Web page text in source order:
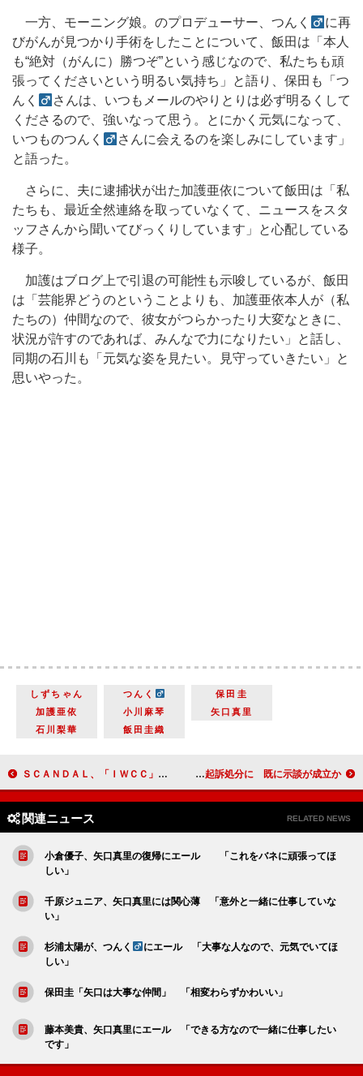
一方、モーニング娘。のプロデューサー、つんく
に再
びがんが見つかり手術をしたことについて、飯田は「本人
も“絶対（がんに）勝つぞ”という感じなので、私たちも頑
張ってくださいという明るい気持ち」と語り、保田も「つ
んく
さんは、いつもメールのやりとりは必ず明るくして
くださるので、強いなって思う。とにかく元気になって、
いつものつんく
さんに会えるのを楽しみにしています」
と語った。
さらに、夫に逮捕状が出た加護亜依について飯田は「私
たちも、最近全然連絡を取っていなくて、ニュースをスタ
ッフさんから聞いてびっくりしています」と心配している
様子。
加護はブログ上で引退の可能性も示唆しているが、飯田
は「芸能界どうのということよりも、加護亜依本人が（私
たちの）仲間なので、彼女がつらかったり大変なときに、
状況が許すのであれば、みんなで力になりたい」と話し、
同期の石川も「元気な姿を見たい。見守っていきたい」と
思いやった。
しずちゃん つんく
保田圭
加護亜依
小川麻琴
矢口真里
石川梨華
飯田圭織
ＳＣＡＮＤＡＬ、「ＩＷＣＣ」の公式応援ソングに決定 「同年代が女子サッカーを見るきっかけに」 山下智久、不起訴処分に 既に示談が成立か
関連ニュース RELATED NEWS
小倉優子、矢口真里の復帰にエール 「これをバネに頑張ってほ
しい」
千原ジュニア、矢口真里には関心薄 「意外と一緒に仕事していな
い」
杉浦太陽が、つんく
にエール 「大事な人なので、元気でいてほ
しい」
保田圭「矢口は大事な仲間」 「相変わらずかわいい」
藤本美貴、矢口真里にエール 「できる方なので一緒に仕事したい
です」